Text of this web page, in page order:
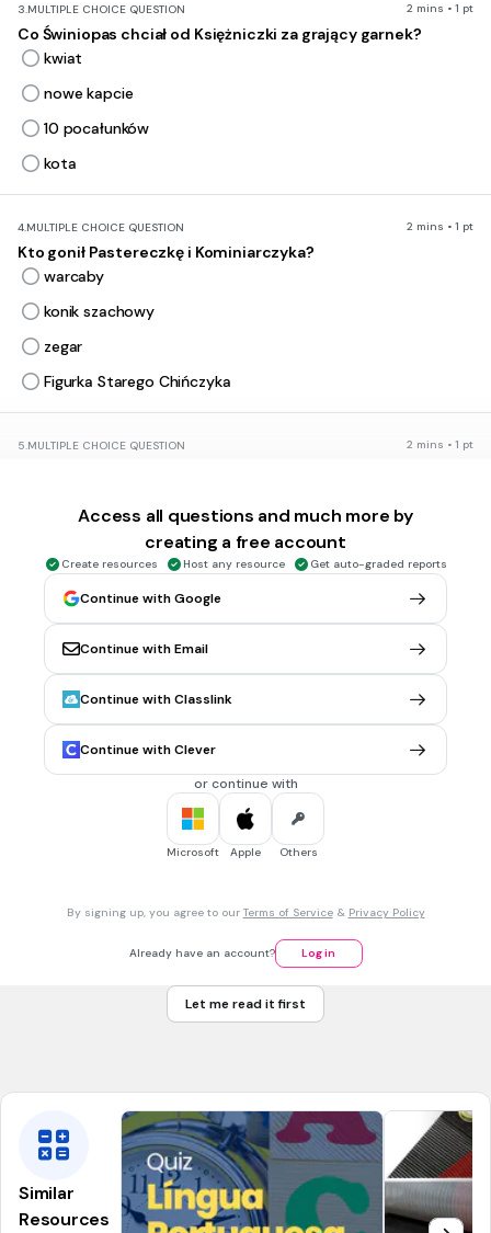
3.MULTIPLE CHOICE QUESTION 2 mins • 1 pt
Co Świniopas chciał od Księżniczki za grający garnek?
kwiat
nowe kapcie
10 pocałunków
kota
4.MULTIPLE CHOICE QUESTION 2 mins • 1 pt
Kto gonił Pastereczkę i Kominiarczyka?
warcaby
konik szachowy
zegar
Figurka Starego Chińczyka
5.MULTIPLE CHOICE QUESTION 2 mins • 1 pt
rozbiła się
uciekła
pofrunęła
MULTIPLE CHOICE QUESTION 2 mins • 1 pt
Czym różnił się Ołowiany Żołnierz od swoich kolegów?
nie miał broni
miał jedną nogę
Access all questions and much more by
creating a free account
Create resources Host any resource Get auto-graded reports
Continue with Google
Continue with Email
Continue with Classlink
Continue with Clever
or continue with
Microsoft Apple Others
By signing up, you agree to our Terms of Service& Privacy Policy
Already have an account? Log in
Let me read it first
Similar
Resources